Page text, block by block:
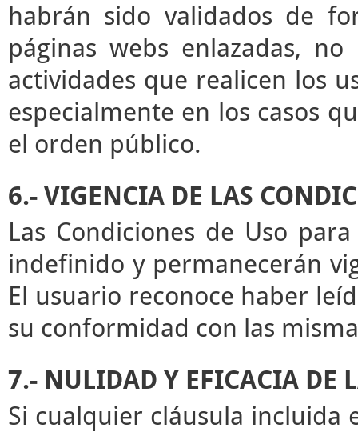
habrán sido validados de
páginas webs enlazadas,
actividades que realicen los
especialmente en los casos
el orden público.
6.- VIGENCIA DE LAS
Las Condiciones de Uso
indefinido y permanecerán
El usuario reconoce haber
su conformidad con las
7.- NULIDAD Y EFICACIA DE
Si cualquier cláusula incluida